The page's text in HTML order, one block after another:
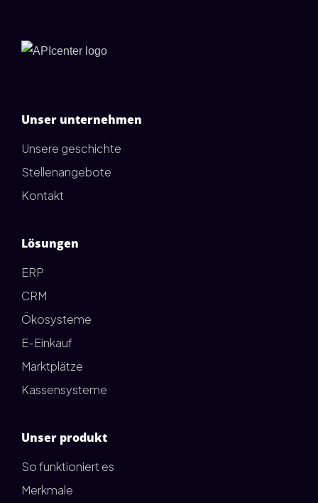
Unser unternehmen
Unsere geschichte
Stellenangebote
Kontakt
Lösungen
ERP
CRM
Ökosysteme
E-Einkauf
Marktplätze
Kassensysteme
Unser produkt
So funktioniert es
Merkmale